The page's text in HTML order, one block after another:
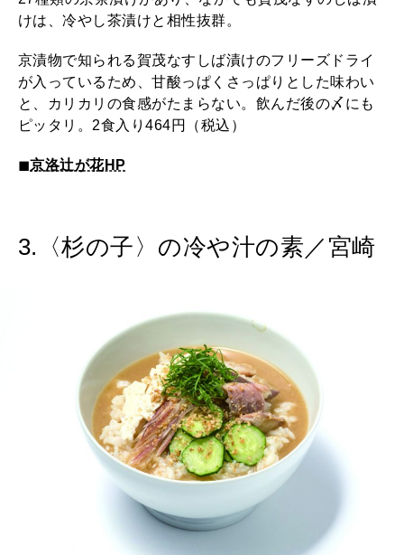
けは、冷やし茶漬けと相性抜群。
京漬物で知られる賀茂なすしば漬けのフリーズドライ
が入っているため、甘酸っぱくさっぱりとした味わい
と、カリカリの食感がたまらない。飲んだ後の〆にも
ピッタリ。2食入り464円（税込）
◼︎京洛辻が花HP
3.〈杉の子〉の冷や汁の素／宮崎